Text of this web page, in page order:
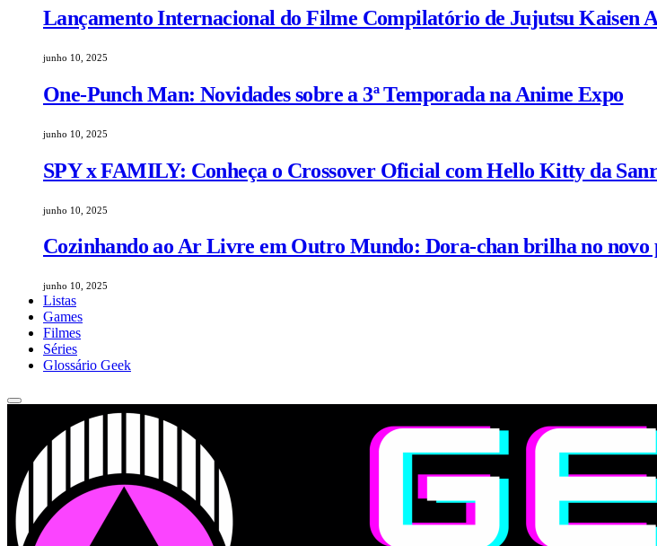
Lançamento Internacional do Filme Compilatório de Jujutsu Kaisen
junho 10, 2025
One-Punch Man: Novidades sobre a 3ª Temporada na Anime Expo
junho 10, 2025
SPY x FAMILY: Conheça o Crossover Oficial com Hello Kitty da
junho 10, 2025
Cozinhando ao Ar Livre em Outro Mundo: Dora-chan brilha no novo
junho 10, 2025
Listas
Games
Filmes
Séries
Glossário Geek